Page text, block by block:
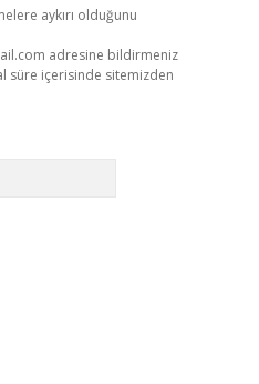
aykırı olduğunu
adresine bildirmeniz
süre içerisinde sitemizden